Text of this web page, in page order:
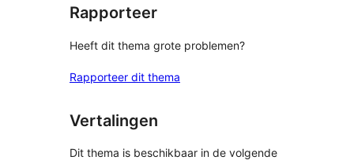
Rapporteer
Heeft dit thema grote problemen?
Rapporteer dit thema
Vertalingen
Dit thema is beschikbaar in de volgende